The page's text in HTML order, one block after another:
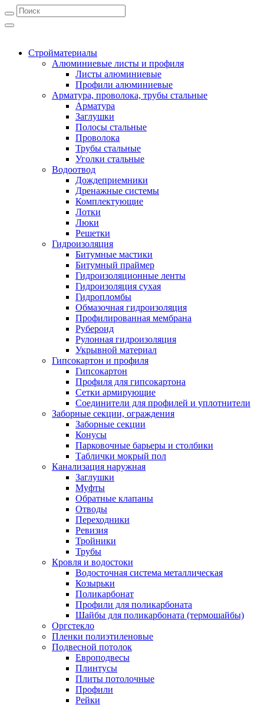
Стройматериалы
Алюминиевые листы и профиля
Листы алюминиевые
Профили алюминиевые
Арматура, проволока, трубы стальные
Арматура
Заглушки
Полосы стальные
Проволока
Трубы стальные
Уголки стальные
Водоотвод
Дождеприемники
Дренажные системы
Комплектующие
Лотки
Люки
Решетки
Гидроизоляция
Битумные мастики
Битумный праймер
Гидроизоляционные ленты
Гидроизоляция сухая
Гидропломбы
Обмазочная гидроизоляция
Профилированная мембрана
Рубероид
Рулонная гидроизоляция
Укрывной материал
Гипсокартон и профиля
Гипсокартон
Профиля для гипсокартона
Сетки армирующие
Соединители для профилей и уплотнители
Заборные секции, ограждения
Заборные секции
Конусы
Парковочные барьеры и столбики
Таблички мокрый пол
Канализация наружная
Заглушки
Муфты
Обратные клапаны
Отводы
Переходники
Ревизия
Тройники
Трубы
Кровля и водостоки
Водосточная система металлическая
Козырьки
Поликарбонат
Профили для поликарбоната
Шайбы для поликарбоната (термошайбы)
Оргстекло
Пленки полиэтиленовые
Подвесной потолок
Европодвесы
Плинтусы
Плиты потолочные
Профили
Рейки